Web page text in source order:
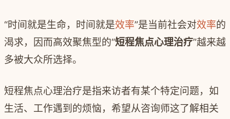
“时间就是生命，时间就是效率”是当前社会对效率的
渴求，因而高效聚焦型的“短程焦点心理治疗”越来越
多被大众所选择。
短程焦点心理治疗是指来访者有某个特定问题，如
生活、工作遇到的烦恼，希望从咨询师这了解相关